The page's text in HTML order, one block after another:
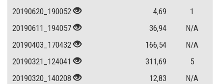
20190620_190052
4,69
1
20190611_194057
36,94
N/A
20190403_170432
166,54
N/A
20190321_124041
311,69
5
20190320_140208
12,83
N/A